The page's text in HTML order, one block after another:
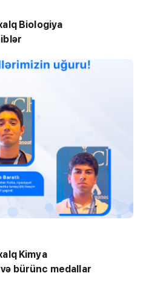
Biologiya
Kimya
bürünc medallar